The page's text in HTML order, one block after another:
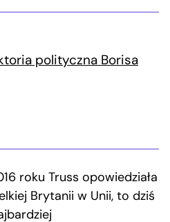
polityczna Borisa
roku Truss opowiedziała
Brytanii w Unii, to dziś